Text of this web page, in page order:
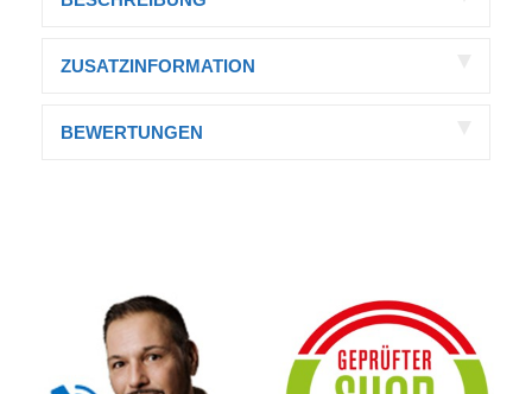
ZUSATZINFORMATION
BEWERTUNGEN